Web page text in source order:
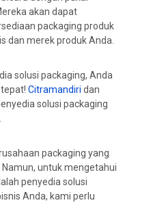
akan dapat
packaging produk
dan merek produk Anda.
solusi packaging, Anda
Citramandiri dan
solusi packaging
packaging yang
untuk mengetahui
penyedia solusi
Anda, kami perlu